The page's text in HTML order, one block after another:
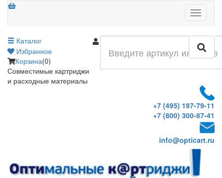
Меню
Каталог
Избранное
Корзина(0)
Совместимые картриджи
и расходные материалы
+7 (495) 197-79-11
+7 (800) 300-87-41
info@opticart.ru